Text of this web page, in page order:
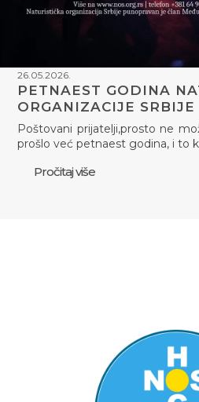
26.05.2026.
PETNAEST GODINA
ORGANIZACIJE SRBIJE
Poštovani prijatelji,prosto ne
prošlo već petnaest godina, i to
Pročitaj više